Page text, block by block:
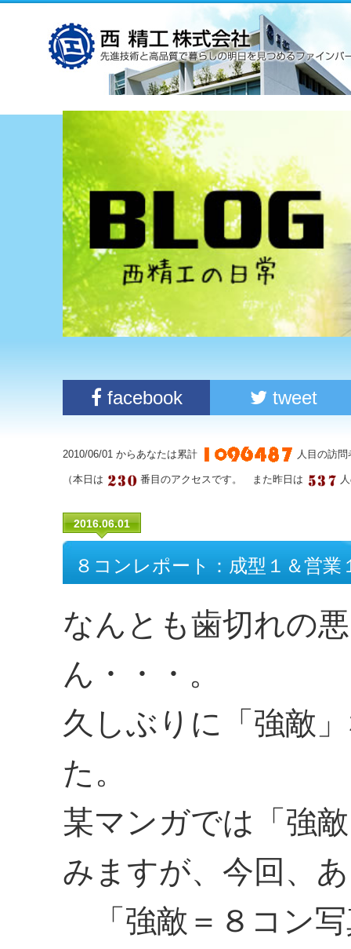
facebook tweet
2010/06/01 からあなたは累計 人目の訪
（本日は 番目のアクセスです。 また昨日は
2016.06.01
８コンレポート：成型１＆営
なんとも歯切れの
ん・・・。
久しぶりに「強敵
た。
某マンガでは「強
みますが、今回、
「強敵＝８コン写